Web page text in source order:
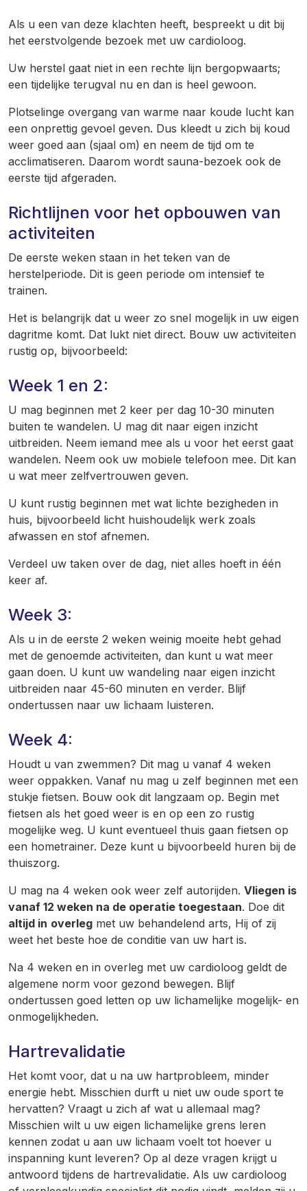
Als u een van deze klachten heeft, bespreekt u dit bij
het eerstvolgende bezoek met uw cardioloog.
Uw herstel gaat niet in een rechte lijn bergopwaarts;
een tijdelijke terugval nu en dan is heel gewoon.
Plotselinge overgang van warme naar koude lucht kan
een onprettig gevoel geven. Dus kleedt u zich bij koud
weer goed aan (sjaal om) en neem de tijd om te
acclimatiseren. Daarom wordt sauna-bezoek ook de
eerste tijd afgeraden.
Richtlijnen voor het opbouwen van
activiteiten
De eerste weken staan in het teken van de
herstelperiode. Dit is geen periode om intensief te
trainen.
Het is belangrijk dat u weer zo snel mogelijk in uw eigen
dagritme komt. Dat lukt niet direct. Bouw uw activiteiten
rustig op, bijvoorbeeld:
Week 1 en 2:
U mag beginnen met 2 keer per dag 10-30 minuten
buiten te wandelen. U mag dit naar eigen inzicht
uitbreiden. Neem iemand mee als u voor het eerst gaat
wandelen. Neem ook uw mobiele telefoon mee. Dit kan
u wat meer zelfvertrouwen geven.
U kunt rustig beginnen met wat lichte bezigheden in
huis, bijvoorbeeld licht huishoudelijk werk zoals
afwassen en stof afnemen.
Verdeel uw taken over de dag, niet alles hoeft in één
keer af.
Week 3:
Als u in de eerste 2 weken weinig moeite hebt gehad
met de genoemde activiteiten, dan kunt u wat meer
gaan doen. U kunt uw wandeling naar eigen inzicht
uitbreiden naar 45-60 minuten en verder. Blijf
ondertussen naar uw lichaam luisteren.
Week 4:
Houdt u van zwemmen? Dit mag u vanaf 4 weken
weer oppakken. Vanaf nu mag u zelf beginnen met een
stukje fietsen. Bouw ook dit langzaam op. Begin met
fietsen als het goed weer is en op een zo rustig
mogelijke weg. U kunt eventueel thuis gaan fietsen op
een hometrainer. Deze kunt u bijvoorbeeld huren bij de
thuiszorg.
U mag na 4 weken ook weer zelf autorijden. Vliegen is
vanaf 12 weken na de operatie toegestaan. Doe dit
altijd in overleg met uw behandelend arts, Hij of zij
weet het beste hoe de conditie van uw hart is.
Na 4 weken en in overleg met uw cardioloog geldt de
algemene norm voor gezond bewegen. Blijf
ondertussen goed letten op uw lichamelijke mogelijk- en
onmogelijkheden.
Hartrevalidatie
Het komt voor, dat u na uw hartprobleem, minder
energie hebt. Misschien durft u niet uw oude sport te
hervatten? Vraagt u zich af wat u allemaal mag?
Misschien wilt u uw eigen lichamelijke grens leren
kennen zodat u aan uw lichaam voelt tot hoever u
inspanning kunt leveren? Op al deze vragen krijgt u
antwoord tijdens de hartrevalidatie. Als uw cardioloog